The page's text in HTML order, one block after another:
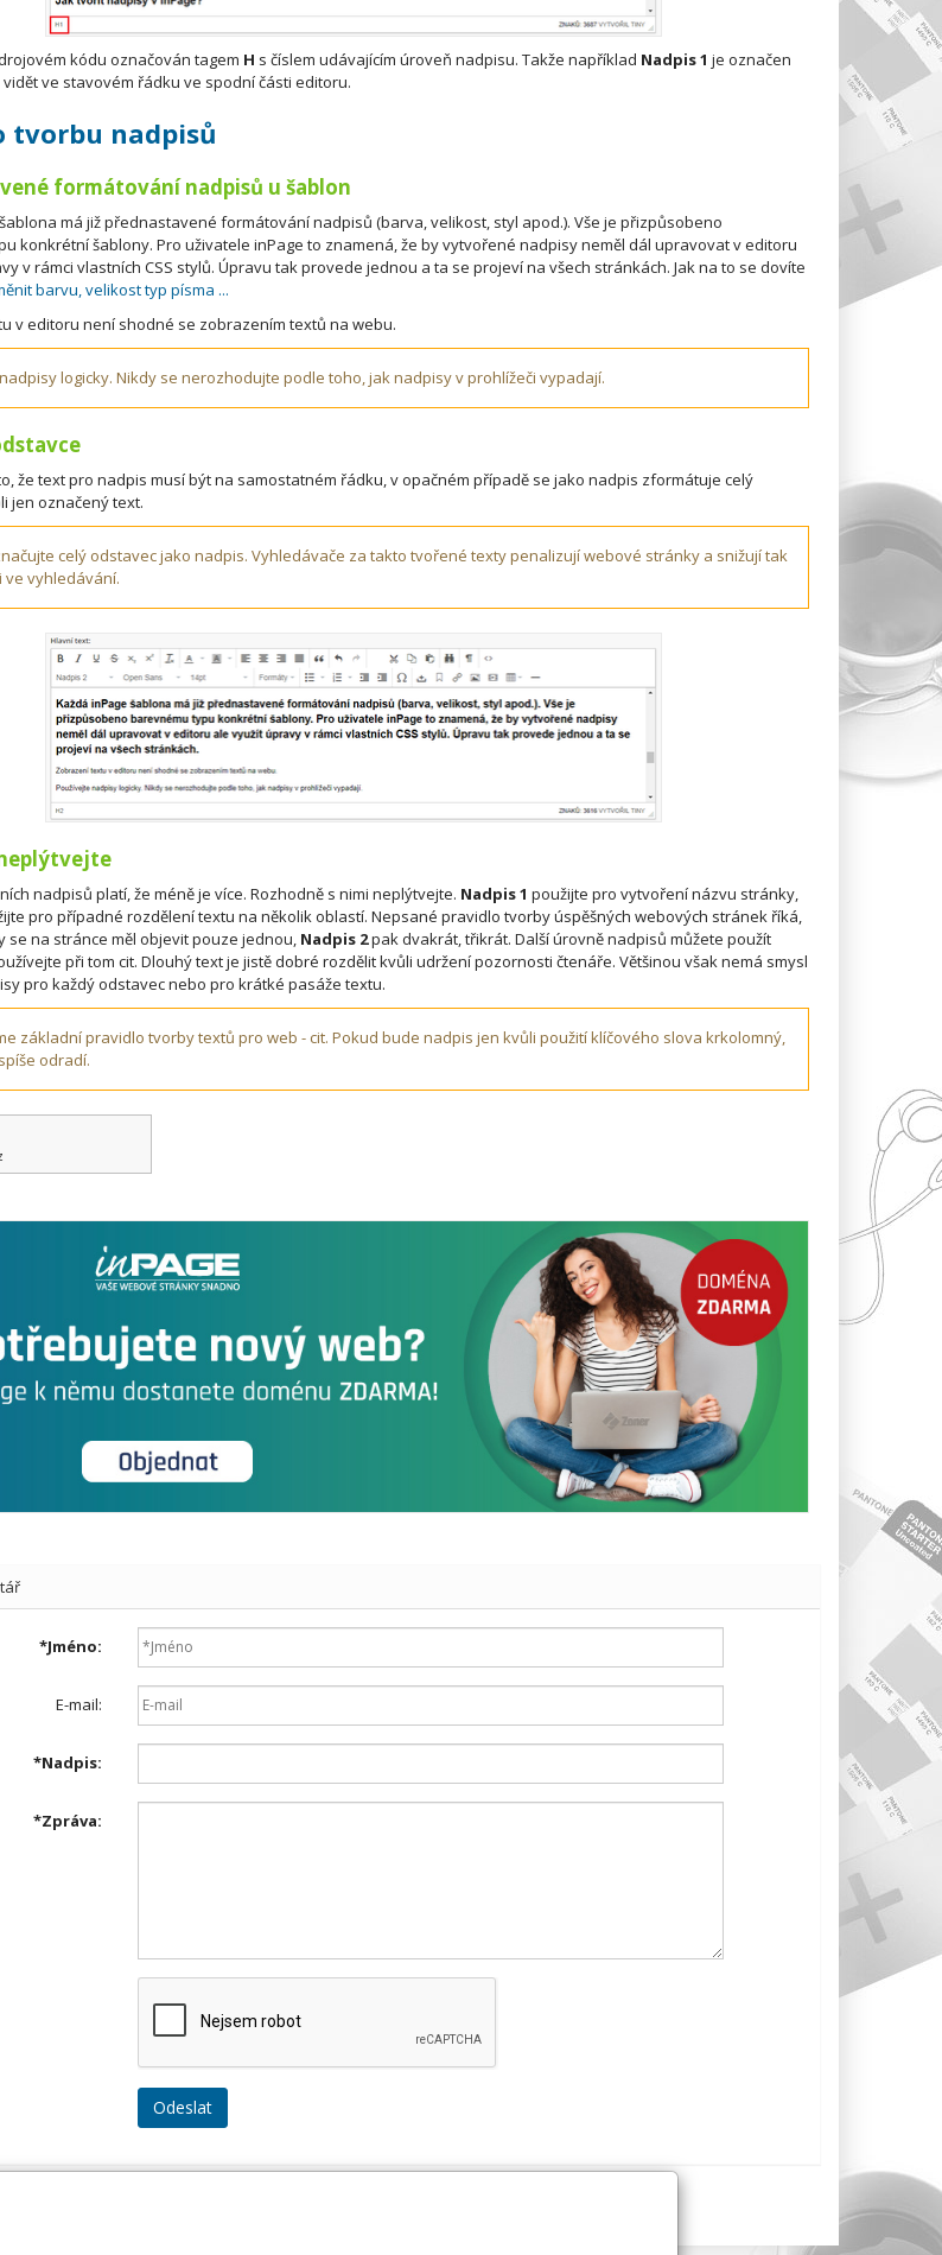
kódu označován tagem H s číslem udávajícím úroveň nadpisu. Takže například Nadpis 1 je označen
vidět ve stavovém řádku ve spodní části editoru.
tvorbu nadpisů
formátování nadpisů u šablon
má již přednastavené formátování nadpisů (barva, velikost, styl apod.). Vše je přizpůsobeno
konkrétní šablony. Pro uživatele inPage to znamená, že by vytvořené nadpisy neměl dál upravovat v editoru
v rámci vlastních CSS stylů. Úpravu tak provede jednou a ta se projeví na všech stránkách. Jak na to se dovíte
barvu, velikost typ písma ...
v editoru není shodné se zobrazením textů na webu.
logicky. Nikdy se nerozhodujte podle toho, jak nadpisy v prohlížeči vypadají.
že text pro nadpis musí být na samostatném řádku, v opačném případě se jako nadpis zformátuje celý
jen označený text.
celý odstavec jako nadpis. Vyhledávače za takto tvořené texty penalizují webové stránky a snižují tak
ve vyhledávání.
nadpisů platí, že méně je více. Rozhodně s nimi neplýtvejte. Nadpis 1 použijte pro vytvoření názvu stránky,
pro případné rozdělení textu na několik oblastí. Nepsané pravidlo tvorby úspěšných webových stránek říká,
se na stránce měl objevit pouze jednou, Nadpis 2pak dvakrát, třikrát. Další úrovně nadpisů můžete použít
při tom cit. Dlouhý text je jistě dobré rozdělit kvůli udržení pozornosti čtenáře. Většinou však nemá smysl
pro každý odstavec nebo pro krátké pasáže textu.
základní pravidlo tvorby textů pro web - cit. Pokud bude nadpis jen kvůli použití klíčového slova krkolomný,
odradí.
*Jméno:
E-mail:
*Nadpis:
*Zpráva: